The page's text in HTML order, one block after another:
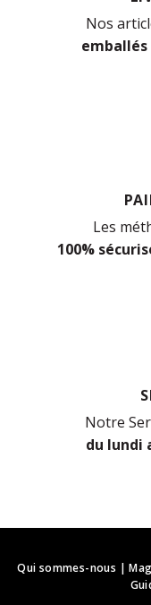
Nos
Les
100%
Notre
du lundi
Qui sommes-nous |